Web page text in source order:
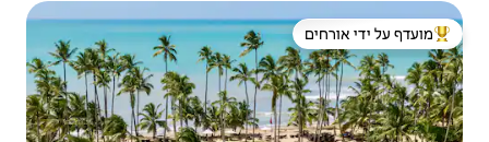
ידי אורחים